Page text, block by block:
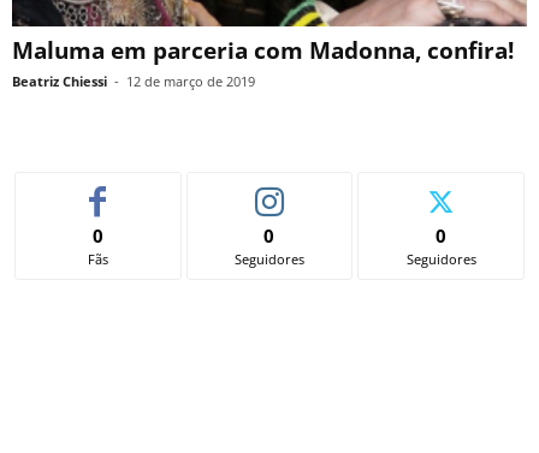
Maluma em parceria com Madonna, confira!
Beatriz Chiessi - 12 de março de 2019
0
Fãs
0
Seguidores
0
Seguidores